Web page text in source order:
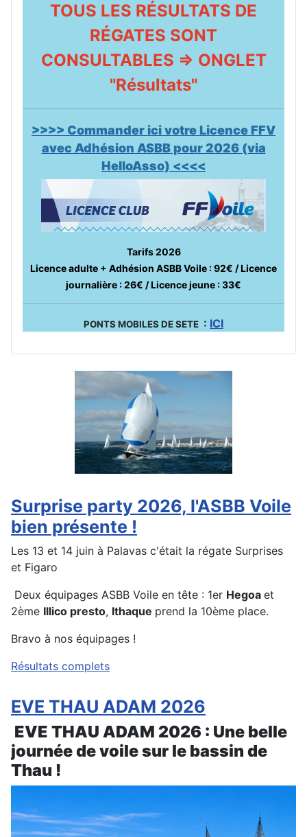
TOUS LES RÉSULTATS DE
RÉGATES SONT
CONSULTABLES => ONGLET
"Résultats"
>>>> Commander ici votre Licence FFV
avec Adhésion ASBB pour 2026 (via
HelloAsso) <<<<
Tarifs 2026
Licence adulte + Adhésion ASBB Voile : 92€ / Licence
journalière : 26€ / Licence jeune : 33€
PONTS MOBILES DE SETE : ICI
Surprise party 2026, l'ASBB Voile
bien présente !
Les 13 et 14 juin à Palavas c'était la régate Surprises
et Figaro
Deux équipages ASBB Voile en tête : 1er Hegoa et
2ème Illico presto, Ithaque prend la 10ème place.
Bravo à nos équipages !
Résultats complets
EVE THAU ADAM 2026
EVE THAU ADAM 2026 : Une belle
journée de voile sur le bassin de
Thau !